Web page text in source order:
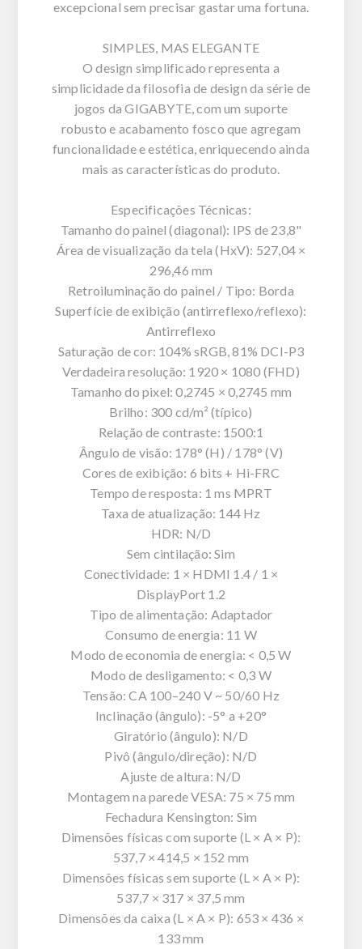
excepcional sem precisar gastar uma fortuna.
SIMPLES, MAS ELEGANTE
O design simplificado representa a
simplicidade da filosofia de design da série de
jogos da GIGABYTE, com um suporte
robusto e acabamento fosco que agregam
funcionalidade e estética, enriquecendo ainda
mais as características do produto.
Especificações Técnicas:
Tamanho do painel (diagonal): IPS de 23,8"
Área de visualização da tela (HxV): 527,04 ×
296,46 mm
Retroiluminação do painel / Tipo: Borda
Superfície de exibição (antirreflexo/reflexo):
Antirreflexo
Saturação de cor: 104% sRGB, 81% DCI-P3
Verdadeira resolução: 1920 × 1080 (FHD)
Tamanho do pixel: 0,2745 × 0,2745 mm
Brilho: 300 cd/m² (típico)
Relação de contraste: 1500:1
Ângulo de visão: 178° (H) / 178° (V)
Cores de exibição: 6 bits + Hi-FRC
Tempo de resposta: 1 ms MPRT
Taxa de atualização: 144 Hz
HDR: N/D
Sem cintilação: Sim
Conectividade: 1 × HDMI 1.4 / 1 ×
DisplayPort 1.2
Tipo de alimentação: Adaptador
Consumo de energia: 11 W
Modo de economia de energia: < 0,5 W
Modo de desligamento: < 0,3 W
Tensão: CA 100–240 V ~ 50/60 Hz
Inclinação (ângulo): -5° a +20°
Giratório (ângulo): N/D
Pivô (ângulo/direção): N/D
Ajuste de altura: N/D
Montagem na parede VESA: 75 × 75 mm
Fechadura Kensington: Sim
Dimensões físicas com suporte (L × A × P):
537,7 × 414,5 × 152 mm
Dimensões físicas sem suporte (L × A × P):
537,7 × 317 × 37,5 mm
Dimensões da caixa (L × A × P): 653 × 436 ×
133 mm